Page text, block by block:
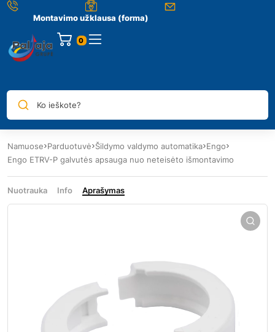
Montavimo užklausa (forma)
0
Ko ieškote?
Namuose Parduotuvė Šildymo valdymo automatika Engo
Engo ETRV-P galvutės apsauga nuo neteisėto išmontavimo
Nuotrauka Info Aprašymas